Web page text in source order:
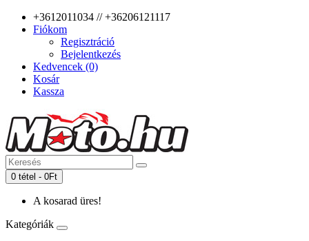
+3612011034 // +36206121117
Fiókom
Regisztráció
Bejelentkezés
Kedvencek (0)
Kosár
Kassza
0 tétel - 0Ft
A kosarad üres!
Kategóriák